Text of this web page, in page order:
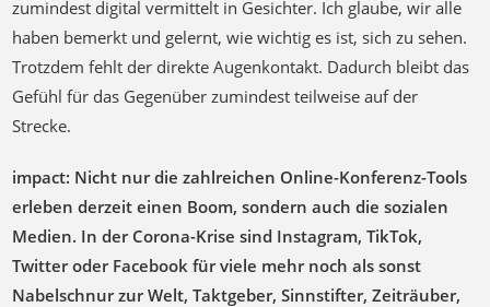
zumindest digital vermittelt in Gesichter. Ich glaube, wir alle
haben bemerkt und gelernt, wie wichtig es ist, sich zu sehen.
Trotzdem fehlt der direkte Augenkontakt. Dadurch bleibt das
Gefühl für das Gegenüber zumindest teilweise auf der
Strecke.
impact: Nicht nur die zahlreichen Online-Konferenz-Tools
erleben derzeit einen Boom, sondern auch die sozialen
Medien. In der Corona-Krise sind Instagram, TikTok,
Twitter oder Facebook für viele mehr noch als sonst
Nabelschnur zur Welt, Taktgeber, Sinnstifter, Zeiträuber,